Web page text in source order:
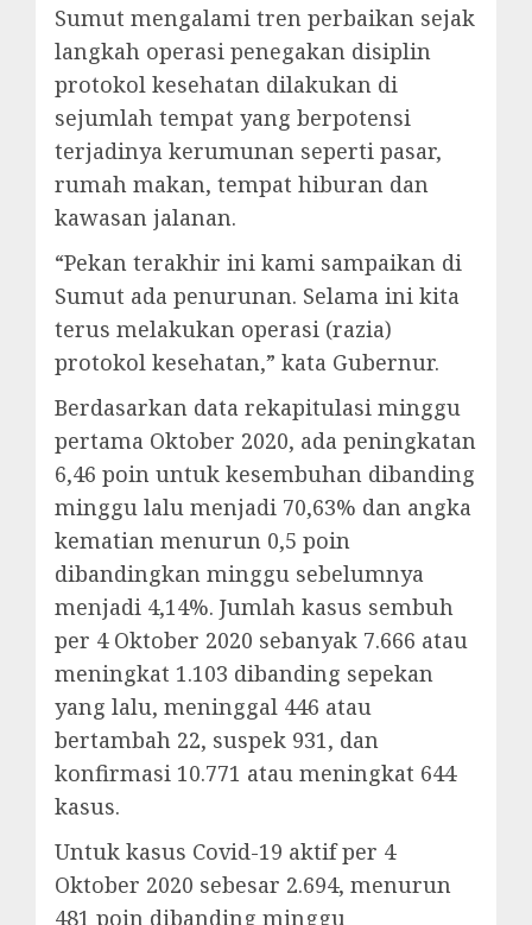
Sumut mengalami tren perbaikan sejak
langkah operasi penegakan disiplin
protokol kesehatan dilakukan di
sejumlah tempat yang berpotensi
terjadinya kerumunan seperti pasar,
rumah makan, tempat hiburan dan
kawasan jalanan.
“Pekan terakhir ini kami sampaikan di
Sumut ada penurunan. Selama ini kita
terus melakukan operasi (razia)
protokol kesehatan,” kata Gubernur.
Berdasarkan data rekapitulasi minggu
pertama Oktober 2020, ada peningkatan
6,46 poin untuk kesembuhan dibanding
minggu lalu menjadi 70,63% dan angka
kematian menurun 0,5 poin
dibandingkan minggu sebelumnya
menjadi 4,14%. Jumlah kasus sembuh
per 4 Oktober 2020 sebanyak 7.666 atau
meningkat 1.103 dibanding sepekan
yang lalu, meninggal 446 atau
bertambah 22, suspek 931, dan
konfirmasi 10.771 atau meningkat 644
kasus.
Untuk kasus Covid-19 aktif per 4
Oktober 2020 sebesar 2.694, menurun
481 poin dibanding minggu